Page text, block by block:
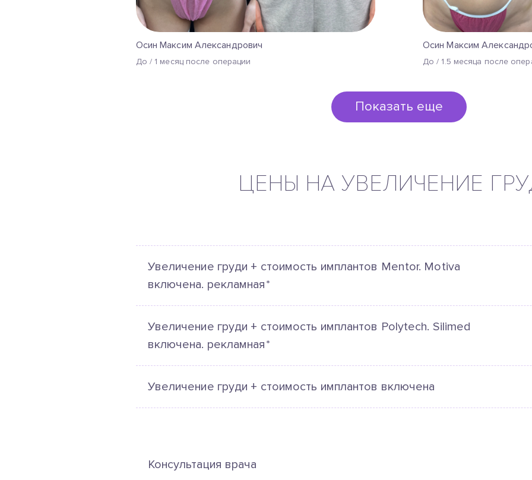
Осин Максим Александрович
До / 1 месяц после операции
Осин Максим
До / 1.5 месяца после
Показать еще
ЦЕНЫ НА УВЕЛИЧЕНИЕ
Увеличение груди + стоимость имплантов Mentor. Motiva
включена. рекламная*
Увеличение груди + стоимость имплантов Polytech. Silimed
включена. рекламная*
Увеличение груди + стоимость имплантов включена
Консультация врача